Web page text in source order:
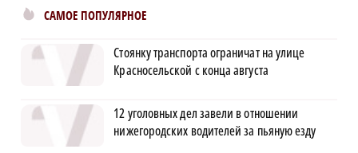
САМОЕ ПОПУЛЯРНОЕ
Стоянку транспорта ограничат на улице
Красносельской с конца августа
12 уголовных дел завели в отношении
нижегородских водителей за пьяную езду